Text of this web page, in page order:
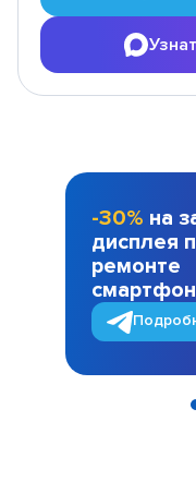
-30% на
дисплея
ремонте